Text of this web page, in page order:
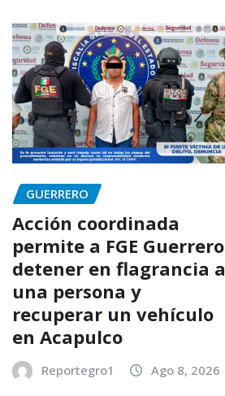
GUERRERO
Acción coordinada
permite a FGE Guerrero
detener en flagrancia a
una persona y
recuperar un vehículo
en Acapulco
Reportegro1 Ago 8, 2026